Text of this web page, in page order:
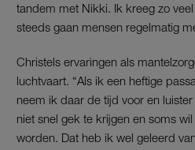
tandem met Nikki. Ik kreeg zo
steeds gaan mensen regelmatig
Christels ervaringen als
luchtvaart. “Als ik een heftige
neem ik daar de tijd voor en
niet snel gek te krijgen en soms
worden. Dat heb ik wel geleerd